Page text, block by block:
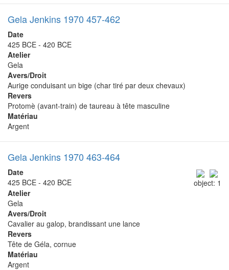
Gela Jenkins 1970 457-462
Date
425 BCE - 420 BCE
Atelier
Gela
Avers/Droit
Aurige conduisant un bige (char tiré par deux chevaux)
Revers
Protomè (avant-train) de taureau à tête masculine
Matériau
Argent
Gela Jenkins 1970 463-464
object: 1
Date
425 BCE - 420 BCE
Atelier
Gela
Avers/Droit
Cavalier au galop, brandissant une lance
Revers
Tête de Géla, cornue
Matériau
Argent